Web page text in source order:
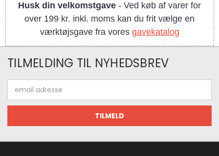
Husk din velkomstgave - Ved køb af varer for
over 199 kr. inkl. moms kan du frit vælge en
værktøjsgave fra vores gavekatalog
TILMELDING TIL NYHEDSBREV
adresse